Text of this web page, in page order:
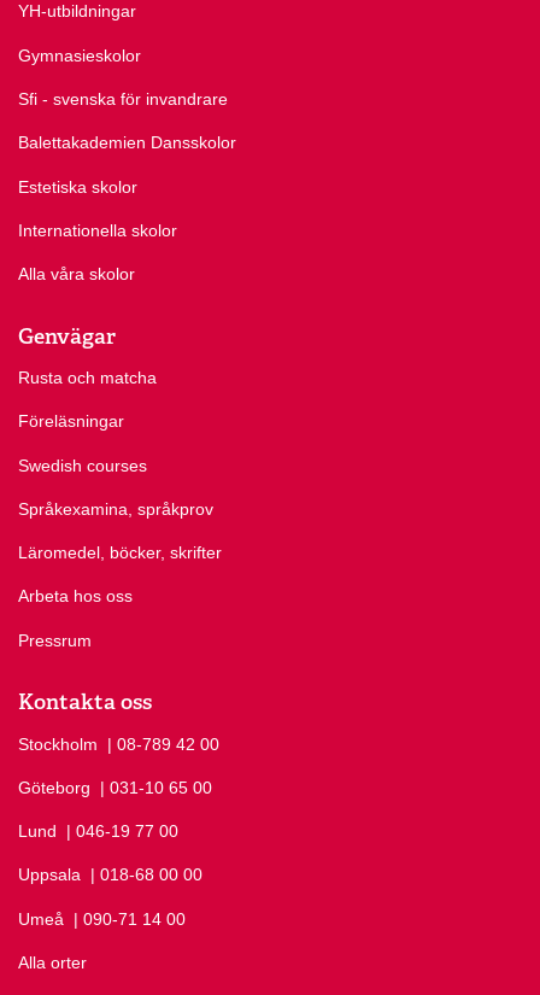
YH-utbildningar
Gymnasieskolor
Sfi - svenska för invandrare
Balettakademien Dansskolor
Estetiska skolor
Internationella skolor
Alla våra skolor
Genvägar
Rusta och matcha
Föreläsningar
Swedish courses
Språkexamina, språkprov
Läromedel, böcker, skrifter
Arbeta hos oss
Pressrum
Kontakta oss
Stockholm Ring Stockholm på
| 08-789 42 00
Göteborg Ring Göteborg på
| 031-10 65 00
Lund Ring Lund på
| 046-19 77 00
Uppsala Ring Uppsala på
| 018-68 00 00
Umeå Ring Umeå på
| 090-71 14 00
Alla orter